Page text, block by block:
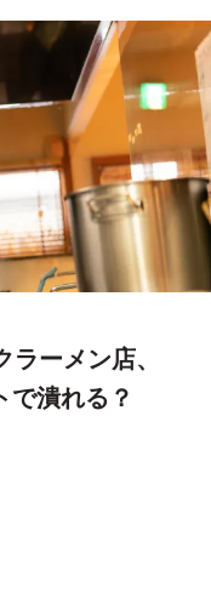
ーメン店、
で潰れる？